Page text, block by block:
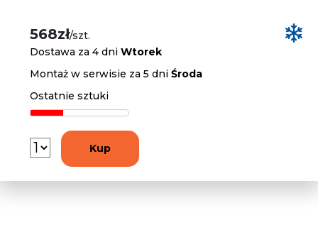
568zł/szt.
Dostawa za 4 dniWtorek
Montaż w serwisie za 5 dniŚroda
Ostatnie sztuki
Kup